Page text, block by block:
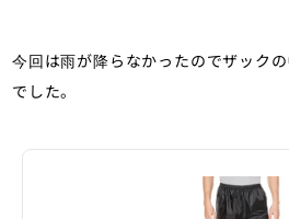
今回は雨が降らなかったのでザック
でした。